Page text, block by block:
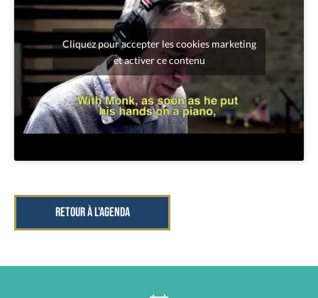
Cliquez pour accepter les cookies marketing
et activer ce contenu
RETOUR À L'AGENDA